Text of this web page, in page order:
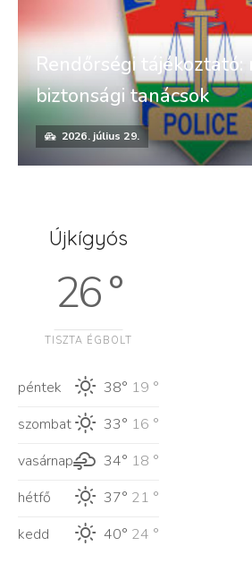
Rendőrségi tájékoztató:
biztonsági tanácsok
2026. július 29.
Újkígyós
26 °
TISZTA ÉGBOLT
péntek 38° 19 °
szombat
33° 16 °
vasárnap
34° 18 °
hétfő
37° 21 °
kedd
40° 24 °